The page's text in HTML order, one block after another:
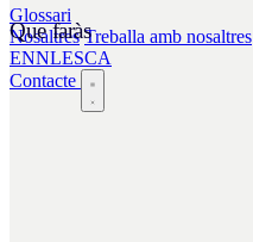
Glossari
Nosaltres Treballa amb nosaltres
ENNLESCA
Contacte
Que faràs